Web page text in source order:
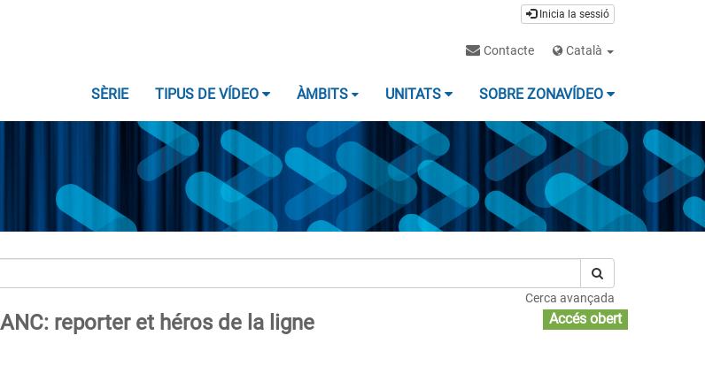
Inicia la sessió
Contacte Català
SÈRIE TIPUS DE VÍDEO ÀMBITS UNITATS SOBRE ZONAVÍDEO
Cerca avançada
reporter et héros de la ligne
Accés obert